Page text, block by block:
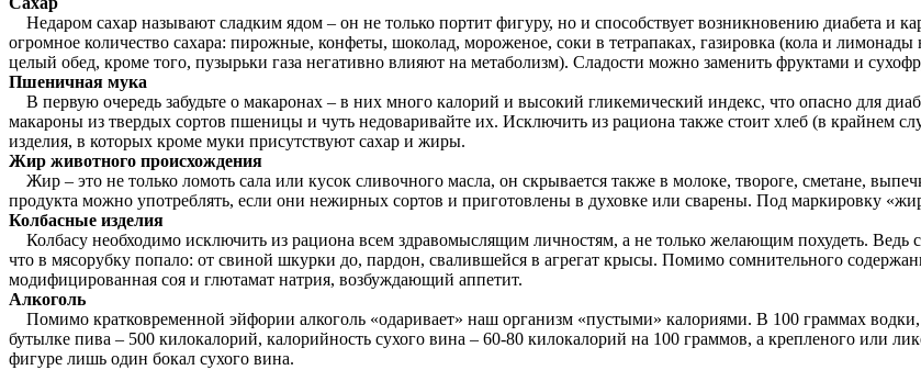
Недаром сахар называют сладким ядом – он не только портит фигуру, но и способствует возникновению диабета и
огромное количество сахара: пирожные, конфеты, шоколад, мороженое, соки в тетрапаках, газировка (кола и
целый обед, кроме того, пузырьки газа негативно влияют на метаболизм). Сладости можно заменить фруктами и
Пшеничная мука
В первую очередь забудьте о макаронах – в них много калорий и высокий гликемический индекс, что опасно для
макароны из твердых сортов пшеницы и чуть недоваривайте их. Исключить из рациона также стоит хлеб (в крайнем
изделия, в которых кроме муки присутствуют сахар и жиры.
Жир животного происхождения
Жир – это не только ломоть сала или кусок сливочного масла, он скрывается также в молоке, твороге, сметане,
продукта можно употреблять, если они нежирных сортов и приготовлены в духовке или сварены. Под маркировку
Колбасные изделия
Колбасу необходимо исключить из рациона всем здравомыслящим личностям, а не только желающим похудеть. Ведь
что в мясорубку попало: от свиной шкурки до, пардон, свалившейся в агрегат крысы. Помимо сомнительного
модифицированная соя и глютамат натрия, возбуждающий аппетит.
Алкоголь
Помимо кратковременной эйфории алкоголь «одаривает» наш организм «пустыми» калориями. В 100 граммах
бутылке пива – 500 килокалорий, калорийность сухого вина – 60-80 килокалорий на 100 граммов, а крепленого или
фигуре лишь один бокал сухого вина.